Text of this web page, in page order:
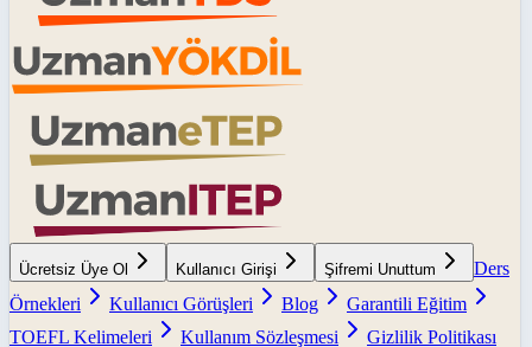
Ücretsiz Üye Ol Kullanıcı Girişi Şifremi Unuttum
Ders
Örnekleri
Kullanıcı Görüşleri Blog
Garantili Eğitim
TOEFL Kelimeleri
Kullanım Sözleşmesi
Gizlilik Politikası